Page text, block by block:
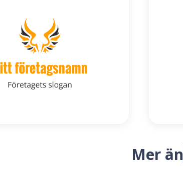
Mer än